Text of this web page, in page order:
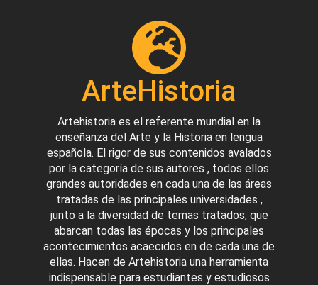
ArteHistoria
Artehistoria es el referente mundial en la
enseñanza del Arte y la Historia en lengua
española. El rigor de sus contenidos avalados
por la categoría de sus autores , todos ellos
grandes autoridades en cada una de las áreas
tratadas de las principales universidades ,
junto a la diversidad de temas tratados, que
abarcan todas las épocas y los principales
acontecimientos acaecidos en de cada una de
ellas. Hacen de Artehistoria una herramienta
indispensable para estudiantes y estudiosos